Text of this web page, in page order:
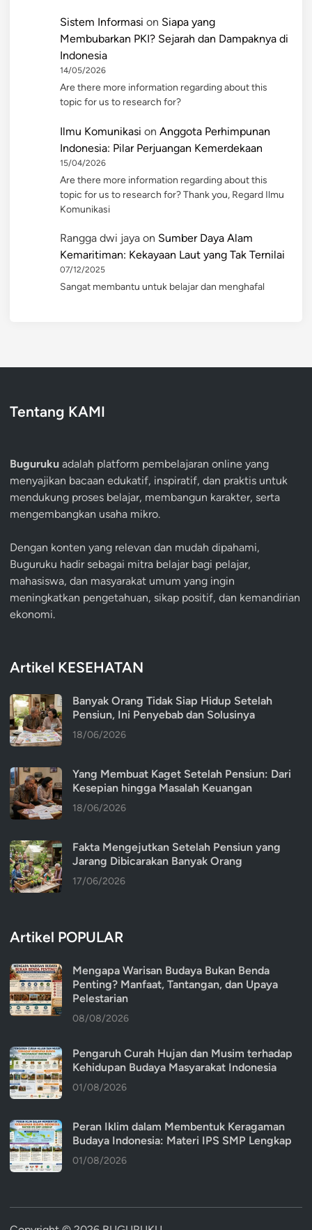
Sistem Informasi on Siapa yang
Membubarkan PKI? Sejarah dan Dampaknya di
Indonesia
14/05/2026
Are there more information regarding about this
topic for us to research for?
Ilmu Komunikasi on Anggota Perhimpunan
Indonesia: Pilar Perjuangan Kemerdekaan
15/04/2026
Are there more information regarding about this
topic for us to research for? Thank you, Regard Ilmu
Komunikasi
Rangga dwi jaya on Sumber Daya Alam
Kemaritiman: Kekayaan Laut yang Tak Ternilai
07/12/2025
Sangat membantu untuk belajar dan menghafal
Tentang KAMI
Buguruku adalah platform pembelajaran online yang
menyajikan bacaan edukatif, inspiratif, dan praktis untuk
mendukung proses belajar, membangun karakter, serta
mengembangkan usaha mikro.
Dengan konten yang relevan dan mudah dipahami,
Buguruku hadir sebagai mitra belajar bagi pelajar,
mahasiswa, dan masyarakat umum yang ingin
meningkatkan pengetahuan, sikap positif, dan kemandirian
ekonomi.
Artikel KESEHATAN
Banyak Orang Tidak Siap Hidup Setelah
Pensiun, Ini Penyebab dan Solusinya
18/06/2026
Yang Membuat Kaget Setelah Pensiun: Dari
Kesepian hingga Masalah Keuangan
18/06/2026
Fakta Mengejutkan Setelah Pensiun yang
Jarang Dibicarakan Banyak Orang
17/06/2026
Artikel POPULAR
Mengapa Warisan Budaya Bukan Benda
Penting? Manfaat, Tantangan, dan Upaya
Pelestarian
08/08/2026
Pengaruh Curah Hujan dan Musim terhadap
Kehidupan Budaya Masyarakat Indonesia
01/08/2026
Peran Iklim dalam Membentuk Keragaman
Budaya Indonesia: Materi IPS SMP Lengkap
01/08/2026